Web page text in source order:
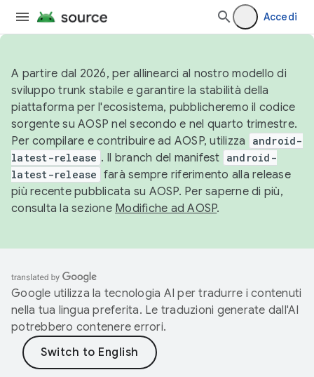
Accedi
A partire dal 2026, per allinearci al nostro modello di
sviluppo trunk stabile e garantire la stabilità della
piattaforma per l'ecosistema, pubblicheremo il codice
sorgente su AOSP nel secondo e nel quarto trimestre.
Per compilare e contribuire ad AOSP, utilizza
android-
latest-release . Il branch del manifest android-
latest-release farà sempre riferimento alla release
più recente pubblicata su AOSP. Per saperne di più,
consulta la sezione Modifiche ad AOSP.
Google utilizza la tecnologia AI per tradurre i contenuti
nella tua lingua preferita. Le traduzioni generate dall'AI
potrebbero contenere errori.